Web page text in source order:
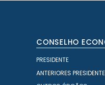
CONSELHO
PRESIDENTE
ANTERIORES